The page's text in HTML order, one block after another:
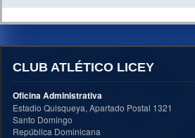
CLUB ATLÉTICO LICEY
Oficina Administrativa
Estadio Quisqueya, Apartado Postal 1321
Santo Domingo
República Dominicana